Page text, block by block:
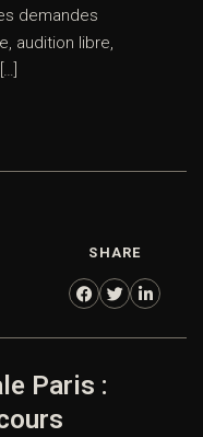
demandes
audition libre,
SHARE
Paris :